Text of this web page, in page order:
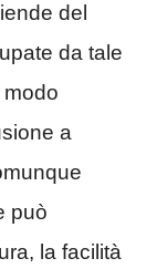
del
da tale
a
può
la facilità